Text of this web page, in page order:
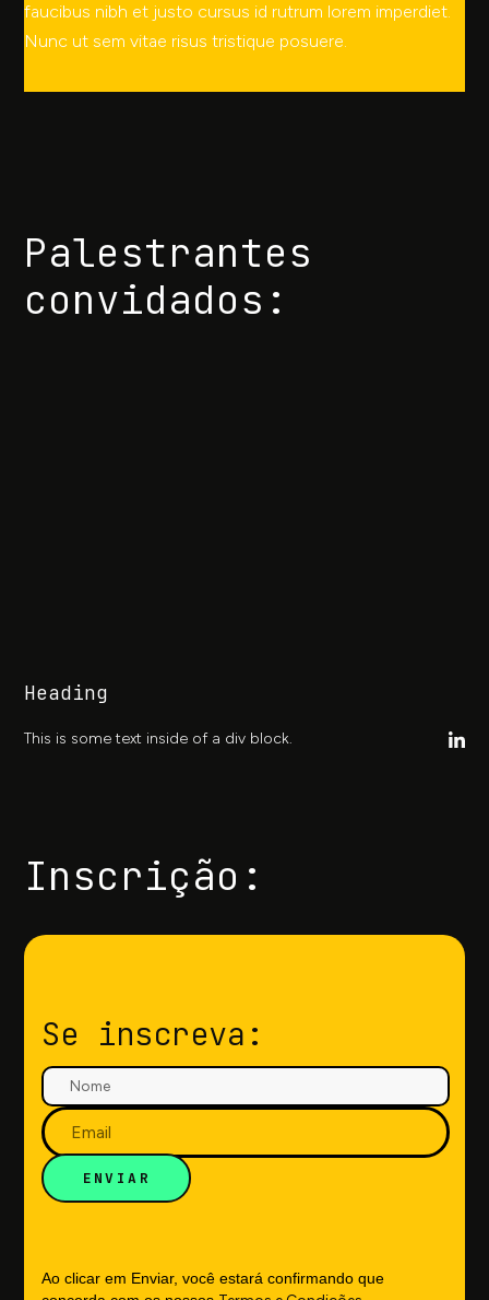
faucibus nibh et justo cursus id rutrum lorem imperdiet.
Nunc ut sem vitae risus tristique posuere.
Palestrantes
convidados:
Heading
This is some text inside of a div block.
Inscrição:
Se inscreva:
Ao clicar em Enviar, você estará confirmando que